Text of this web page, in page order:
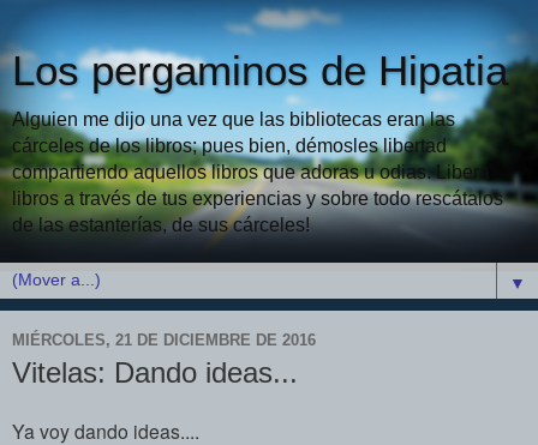
Los pergaminos de Hipatia
Alguien me dijo una vez que las bibliotecas eran las
cárceles de los libros; pues bien, démosles libertad
compartiendo aquellos libros que adoras u odias. Libera
libros a través de tus experiencias y sobre todo rescátalos
de las estanterías, de sus cárceles!
▼
MIÉRCOLES, 21 DE DICIEMBRE DE 2016
Vitelas: Dando ideas...
Ya voy dando ideas....